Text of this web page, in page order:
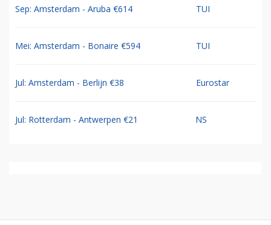
Sep: Amsterdam - Aruba €614 TUI
Mei: Amsterdam - Bonaire €594 TUI
Jul: Amsterdam - Berlijn €38 Eurostar
Jul: Rotterdam - Antwerpen €21 NS